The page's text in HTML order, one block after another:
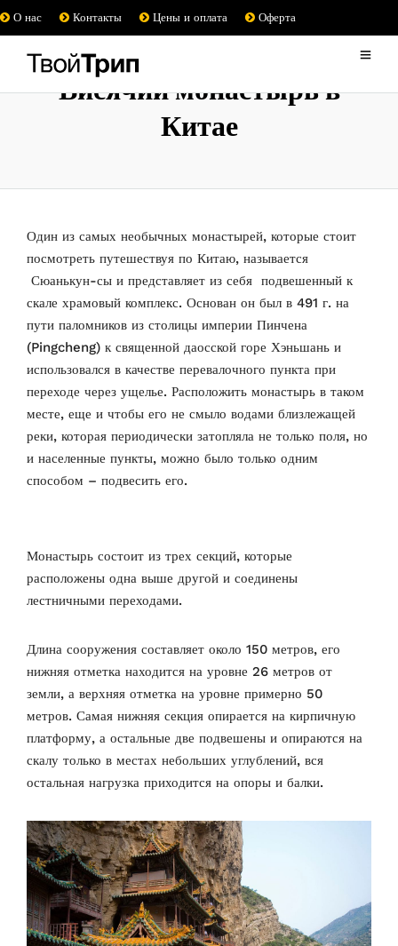
О нас Контакты Цены и оплата Оферта
Висячий монастырь в
Китае
Один из самых необычных монастырей, которые стоит
посмотреть путешествуя по Китаю, называется
Сюанькун-сы и представляет из себя подвешенный к
скале храмовый комплекс. Основан он был в 491 г. на
пути паломников из столицы империи Пинчена
(Pingcheng) к священной даосской горе Хэньшань и
использовался в качестве перевалочного пункта при
переходе через ущелье. Расположить монастырь в таком
месте, еще и чтобы его не смыло водами близлежащей
реки, которая периодически затопляла не только поля, но
и населенные пункты, можно было только одним
способом – подвесить его.
Монастырь состоит из трех секций, которые
расположены одна выше другой и соединены
лестничными переходами.
Длина сооружения составляет около 150 метров, его
нижняя отметка находится на уровне 26 метров от
земли, а верхняя отметка на уровне примерно 50
метров. Самая нижняя секция опирается на кирпичную
платформу, а остальные две подвешены и опираются на
скалу только в местах небольших углублений, вся
остальная нагрузка приходится на опоры и балки.